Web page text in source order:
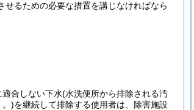
るための必要な措置を講じなければなら
合しない下水(水洗便所から排除される汚
。)を継続して排除する使用者は、除害施設